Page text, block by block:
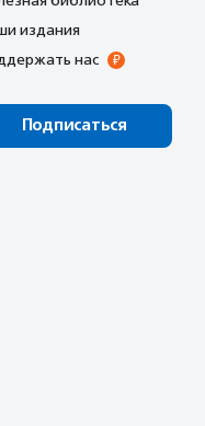
издания
нас
Подписаться